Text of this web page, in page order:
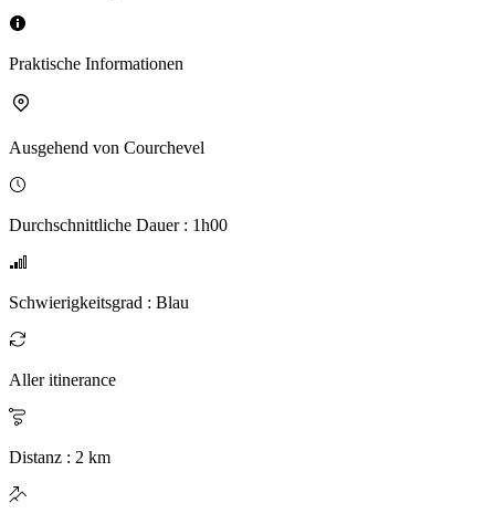
Praktische Informationen
Ausgehend von Courchevel
Durchschnittliche Dauer: 1h00
Schwierigkeitsgrad : Blau
Aller itinerance
Distanz : 2 km